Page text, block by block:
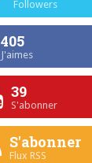
Followers
405
J'aimes
39
S'abonner
S'abonner
Flux RSS